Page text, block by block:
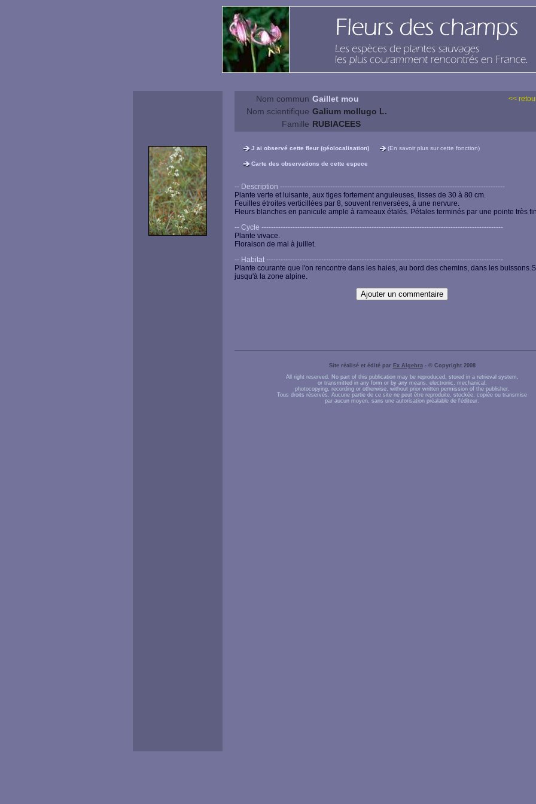
Nom commun Gaillet mou <<
Nom scientifique Galium mollugo L.
Famille RUBIACEES
J ai observé cette fleur (géolocalisation) (En savoir plus sur cette fonction)
Carte des observations de cette espece
-- Description ----------------------------------------------------------------------------------------------
Plante verte et luisante, aux tiges fortement anguleuses, lisses de 30 à 80 cm.
Feuilles étroites verticillées par 8, souvent renversées, à une nervure.
Fleurs blanches en panicule ample à rameaux étalés. Pétales terminés par une pointe très
-- Cycle -----------------------------------------------------------------------------------------------------
Plante vivace.
Floraison de mai à juillet.
-- Habitat ---------------------------------------------------------------------------------------------------
Plante courante que l'on rencontre dans les haies, au bord des chemins, dans les
jusqu'à la zone alpine.
Site réalisé et édité par Ex Algebra- © Copyright 2008
All right reserved. No part of this publication may be reproduced, stored in a retrieval system,
or transmitted in any form or by any means, electronic, mechanical,
photocopying, recording or otherwise, without prior written permission of the publisher.
Tous droits réservés. Aucune partie de ce site ne peut être reproduite, stockée, copiée ou transmise
par aucun moyen, sans une autorisation préalable de l'éditeur.